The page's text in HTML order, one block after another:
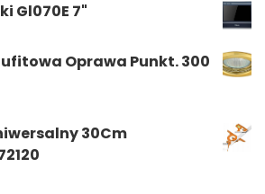
Gl070E 7"
Oprawa Punkt. 300
30Cm